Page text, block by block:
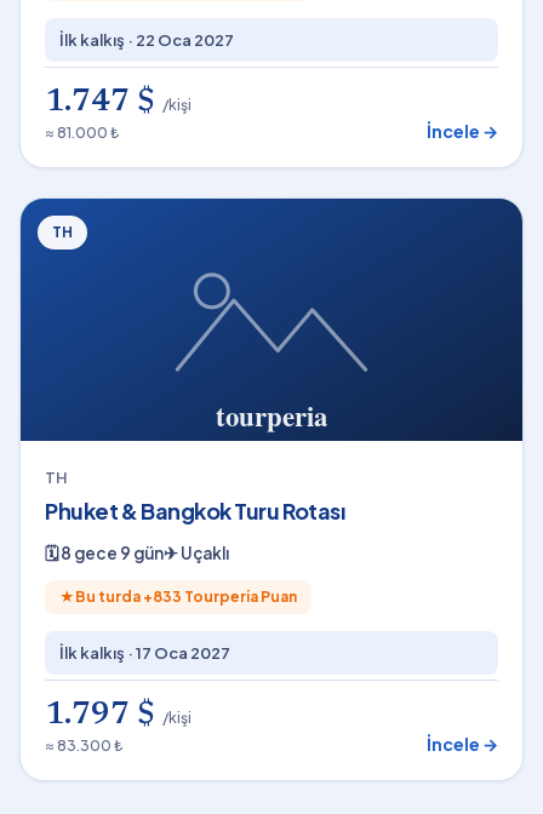
İlk kalkış · 22 Oca 2027
1.747 $ /kişi
≈ 81.000 ₺
İncele →
TH
TH
Phuket & Bangkok Turu Rotası
🗓8 gece 9 gün✈Uçaklı
★ Bu turda +833 Tourperia Puan
İlk kalkış ·17 Oca 2027
1.797 $ /kişi
≈ 83.300 ₺
İncele →